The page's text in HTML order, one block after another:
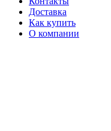
Доставка
Как купить
О компании